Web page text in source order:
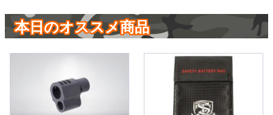
本日のオススメ商品